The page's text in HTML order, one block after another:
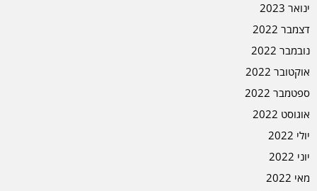
ינואר 2023
דצמבר 2022
נובמבר 2022
אוקטובר 2022
ספטמבר 2022
אוגוסט 2022
יולי 2022
יוני 2022
מאי 2022